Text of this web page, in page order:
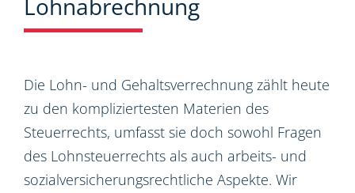
Lohnabrechnung
Die Lohn- und Gehaltsverrechnung zählt heute
zu den kompliziertesten Materien des
Steuerrechts, umfasst sie doch sowohl Fragen
des Lohnsteuerrechts als auch arbeits- und
sozialversicherungsrechtliche Aspekte. Wir